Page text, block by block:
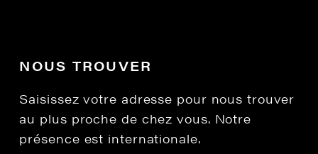
NOUS TROUVER
Saisissez votre adresse pour nous trouver
au plus proche de chez vous. Notre
présence est internationale.